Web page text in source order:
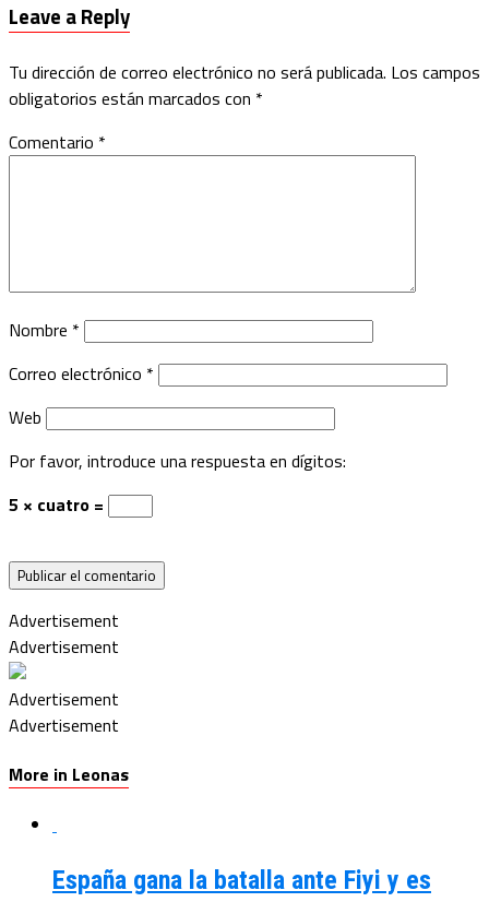
Leave a Reply
Tu dirección de correo electrónico no será publicada. Los campos
obligatorios están marcados con *
Comentario *
Nombre *
Correo electrónico *
Web
Por favor, introduce una respuesta en dígitos:
5 × cuatro =
Advertisement
Advertisement
Advertisement
Advertisement
More in Leonas
España gana la batalla ante Fiyi y es